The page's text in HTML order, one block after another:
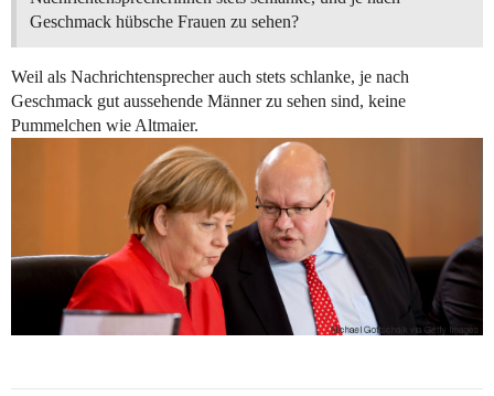
Geschmack hübsche Frauen zu sehen?
Weil als Nachrichtensprecher auch stets schlanke, je nach
Geschmack gut aussehende Männer zu sehen sind, keine
Pummelchen wie Altmaier.